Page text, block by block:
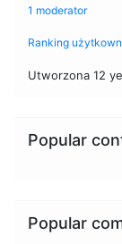
1 moderator
Ranking
Utworzona 12
Popular
Popular